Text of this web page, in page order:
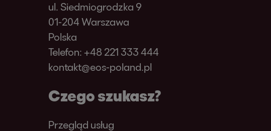
ul. Siedmiogrodzka 9
01-204 Warszawa
Polska
Telefon: +48 221 333 444
kontakt@eos-poland.pl
Czego szukasz?
Przegląd usług